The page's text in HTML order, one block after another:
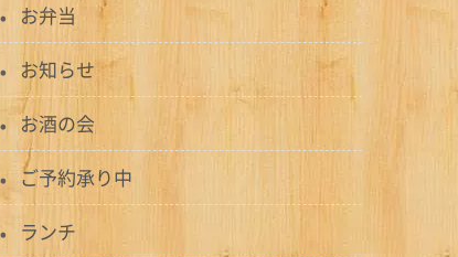
お弁当
お知らせ
お酒の会
ご予約承り中
ランチ